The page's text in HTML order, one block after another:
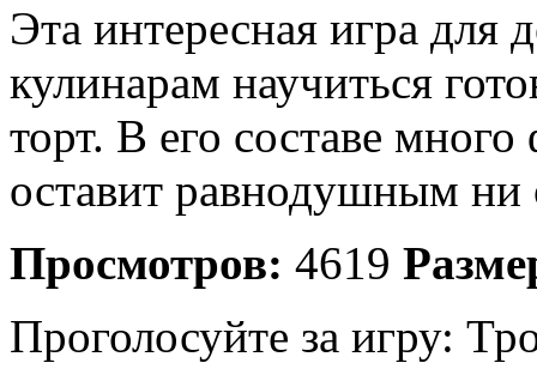
Эта интересная игра для
кулинарам научиться
торт. В его составе
оставит равнодушным ни
Просмотров: 4619
Проголосуйте за игру: